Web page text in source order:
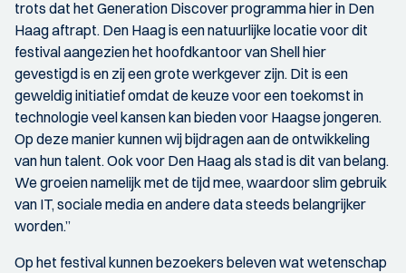
trots dat het Generation Discover programma hier in Den
Haag aftrapt. Den Haag is een natuurlijke locatie voor dit
festival aangezien het hoofdkantoor van Shell hier
gevestigd is en zij een grote werkgever zijn. Dit is een
geweldig initiatief omdat de keuze voor een toekomst in
technologie veel kansen kan bieden voor Haagse jongeren.
Op deze manier kunnen wij bijdragen aan de ontwikkeling
van hun talent. Ook voor Den Haag als stad is dit van belang.
We groeien namelijk met de tijd mee, waardoor slim gebruik
van IT, sociale media en andere data steeds belangrijker
worden.”
Op het festival kunnen bezoekers beleven wat wetenschap